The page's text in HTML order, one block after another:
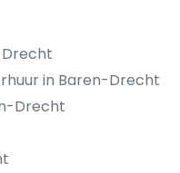
Drecht
in Baren-Drecht
Drecht